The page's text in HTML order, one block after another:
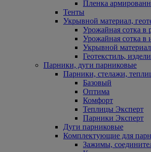
Пленка
Тенты
Укрывной материал,
Урожайная сотка в
Урожайная сотка в
Укрывной
Геотекстиль,
Парники, дуги парниковые
Парники, стелажи,
Базовый
Оптима
Комфорт
Теплицы Эксперт
Парники Эксперт
Дуги парниковые
Комплектующие для
Зажимы,